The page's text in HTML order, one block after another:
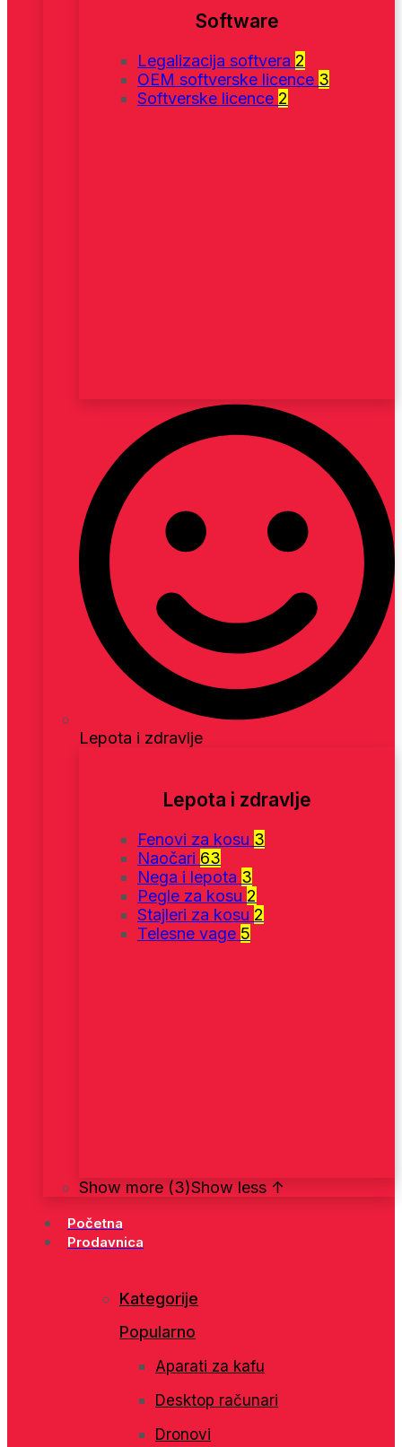
Software
Legalizacija softvera 2
OEM softverske licence 3
Softverske licence 2
Lepota i zdravlje
Lepota i zdravlje
Fenovi za kosu 3
Naočari 63
Nega i lepota 3
Pegle za kosu 2
Stajleri za kosu 2
Telesne vage 5
Show more (3)Show less ↑
Početna
Prodavnica
Kategorije
Popularno
Aparati za kafu
Desktop računari
Dronovi